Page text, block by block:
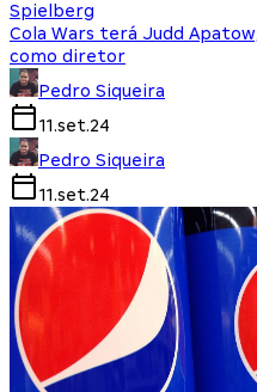
Spielberg
Cola Wars terá Judd
como diretor
Pedro Siqueira
11.set.24
Pedro Siqueira
11.set.24